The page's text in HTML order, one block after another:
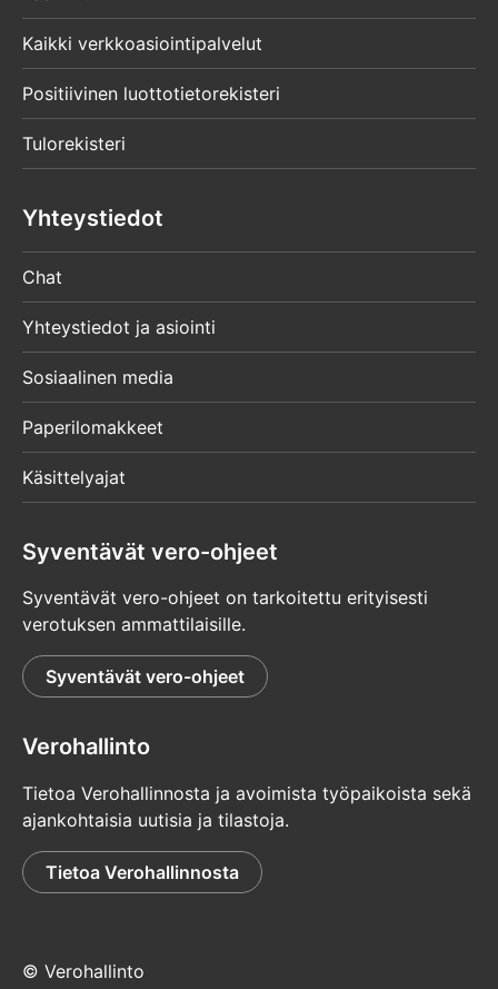
Kaikki verkkoasiointipalvelut
Positiivinen luottotietorekisteri
Tulorekisteri
Yhteystiedot
Chat
Yhteystiedot ja asiointi
Sosiaalinen media
Paperilomakkeet
Käsittelyajat
Syventävät vero-ohjeet
Syventävät vero-ohjeet on tarkoitettu erityisesti
verotuksen ammattilaisille.
Syventävät vero-ohjeet
Verohallinto
Tietoa Verohallinnosta ja avoimista työpaikoista sekä
ajankohtaisia uutisia ja tilastoja.
Tietoa Verohallinnosta
© Verohallinto